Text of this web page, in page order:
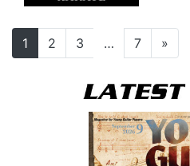
投稿ナビゲー
1 2 3 … 7 »